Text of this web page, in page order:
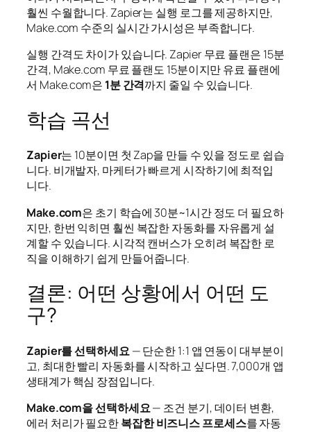
훨씬 수월합니다. Zapier는 실행 로그를 제공하지만,
Make.com 수준의 실시간 가시성은 부족합니다.
실행 간격도 차이가 있습니다. Zapier 무료 플랜은 15분
간격, Make.com 무료 플랜도 15분이지만 유료 플랜에
서 Make.com은 1분 간격까지 줄일 수 있습니다.
학습 곡선
Zapier는 10분이면 첫 Zap을 만들 수 있을 정도로 쉽습
니다. 비개발자, 마케터가 빠르게 시작하기에 최적입
니다.
Make.com은 초기 학습에 30분~1시간 정도 더 필요하
지만, 한번 익히면 훨씬 복잡한 자동화를 자유롭게 설
계할 수 있습니다. 시각적 캔버스가 오히려 복잡한 로
직을 이해하기 쉽게 만들어줍니다.
결론: 어떤 상황에서 어떤 도
구?
Zapier를 선택하세요— 단순한 1:1 앱 연동이 대부분이
고, 최대한 빨리 자동화를 시작하고 싶다면. 7,000개 앱
생태계가 핵심 장점입니다.
Make.com을 선택하세요— 조건 분기, 데이터 변환,
에러 처리가 필요한복잡한 비즈니스 프로세스를 자동